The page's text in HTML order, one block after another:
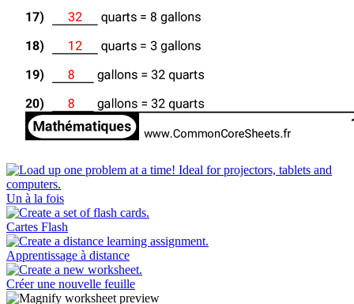
Un à la fois
Cartes Flash
Apprentissage à distance
Créer une nouvelle feuille